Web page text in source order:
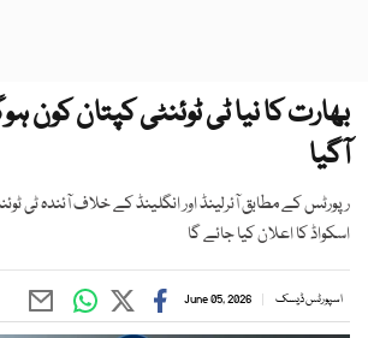
بھارت کا نیا ٹی ٹوئنٹی کپتان کون
آگیا
رپورٹس کے مطابق آئرلینڈ اور انگلینڈ کے خلاف آئندہ ٹی
اسکواڈ کا اعلان کیا جائے گا
اسپورٹس ڈیسک June 05, 2026